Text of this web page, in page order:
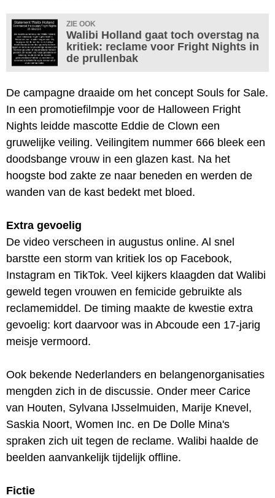
ZIE OOK
Walibi Holland gaat toch overstag na
kritiek: reclame voor Fright Nights in
de prullenbak
De campagne draaide om het concept Souls for Sale.
In een promotiefilmpje voor de Halloween Fright
Nights leidde mascotte Eddie de Clown een
gruwelijke veiling. Veilingitem nummer 666 bleek een
doodsbange vrouw in een glazen kast. Na het
hoogste bod zakte ze naar beneden en werden de
wanden van de kast bedekt met bloed.
Extra gevoelig
De video verscheen in augustus online. Al snel
barstte een storm van kritiek los op Facebook,
Instagram en TikTok. Veel kijkers klaagden dat Walibi
geweld tegen vrouwen en femicide gebruikte als
reclamemiddel. De timing maakte de kwestie extra
gevoelig: kort daarvoor was in Abcoude een 17-jarig
meisje vermoord.
Ook bekende Nederlanders en belangenorganisaties
mengden zich in de discussie. Onder meer Carice
van Houten, Sylvana IJsselmuiden, Marije Knevel,
Saskia Noort, Women Inc. en De Dolle Mina's
spraken zich uit tegen de reclame. Walibi haalde de
beelden aanvankelijk tijdelijk offline.
Fictie